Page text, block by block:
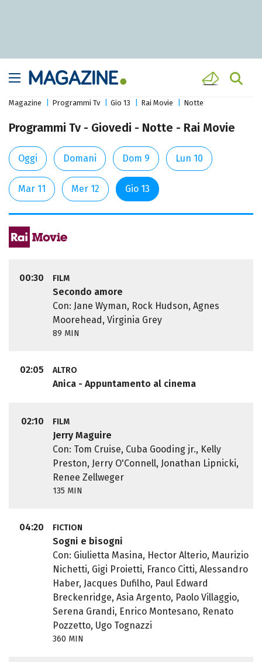
Magazine Programmi Tv Gio 13 Rai Movie Notte
Programmi Tv - Giovedi - Notte - Rai Movie
Oggi Domani Dom 9 Lun 10
Mar 11 Mer 12 Gio 13
00:30 FILM
Secondo amore
Con: Jane Wyman, Rock Hudson, Agnes
Moorehead, Virginia Grey
89 MIN
02:05 ALTRO
Anica - Appuntamento al cinema
02:10 FILM
Jerry Maguire
Con: Tom Cruise, Cuba Gooding jr., Kelly
Preston, Jerry O'Connell, Jonathan Lipnicki,
Renee Zellweger
135 MIN
04:20 FICTION
Sogni e bisogni
Con: Giulietta Masina, Hector Alterio, Maurizio
Nichetti, Gigi Proietti, Franco Citti, Alessandro
Haber, Jacques Dufilho, Paul Edward
Breckenridge, Asia Argento, Paolo Villaggio,
Serena Grandi, Enrico Montesano, Renato
Pozzetto, Ugo Tognazzi
360 MIN